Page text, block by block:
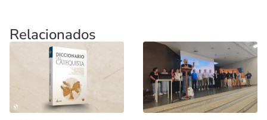
Relacionados